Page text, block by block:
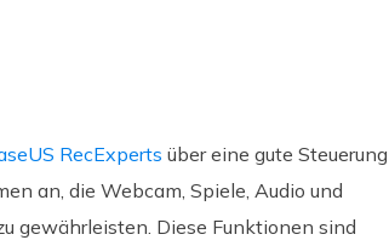
RecExperts über eine gute Steuerung
an, die Webcam, Spiele, Audio und
gewährleisten. Diese Funktionen sind